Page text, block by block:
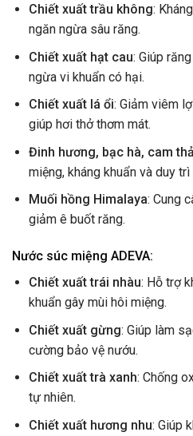
Chiết xuất trầu không:
ngăn ngừa sâu răng.
Chiết xuất hạt cau: Giúp
ngừa vi khuẩn có hại.
Chiết xuất lá ổi: Giảm viêm
giúp hơi thở thơm mát.
Đinh hương, bạc hà, cam
miệng, kháng khuẩn và duy
Muối hồng Himalaya: Cung
giảm ê buốt răng.
Nước súc miệng ADEVA:
Chiết xuất trái nhàu: Hỗ trợ
khuẩn gây mùi hôi miệng.
Chiết xuất gừng: Giúp làm
cường bảo vệ nướu.
Chiết xuất trà xanh: Chống
tự nhiên.
Chiết xuất hương nhu: Giúp